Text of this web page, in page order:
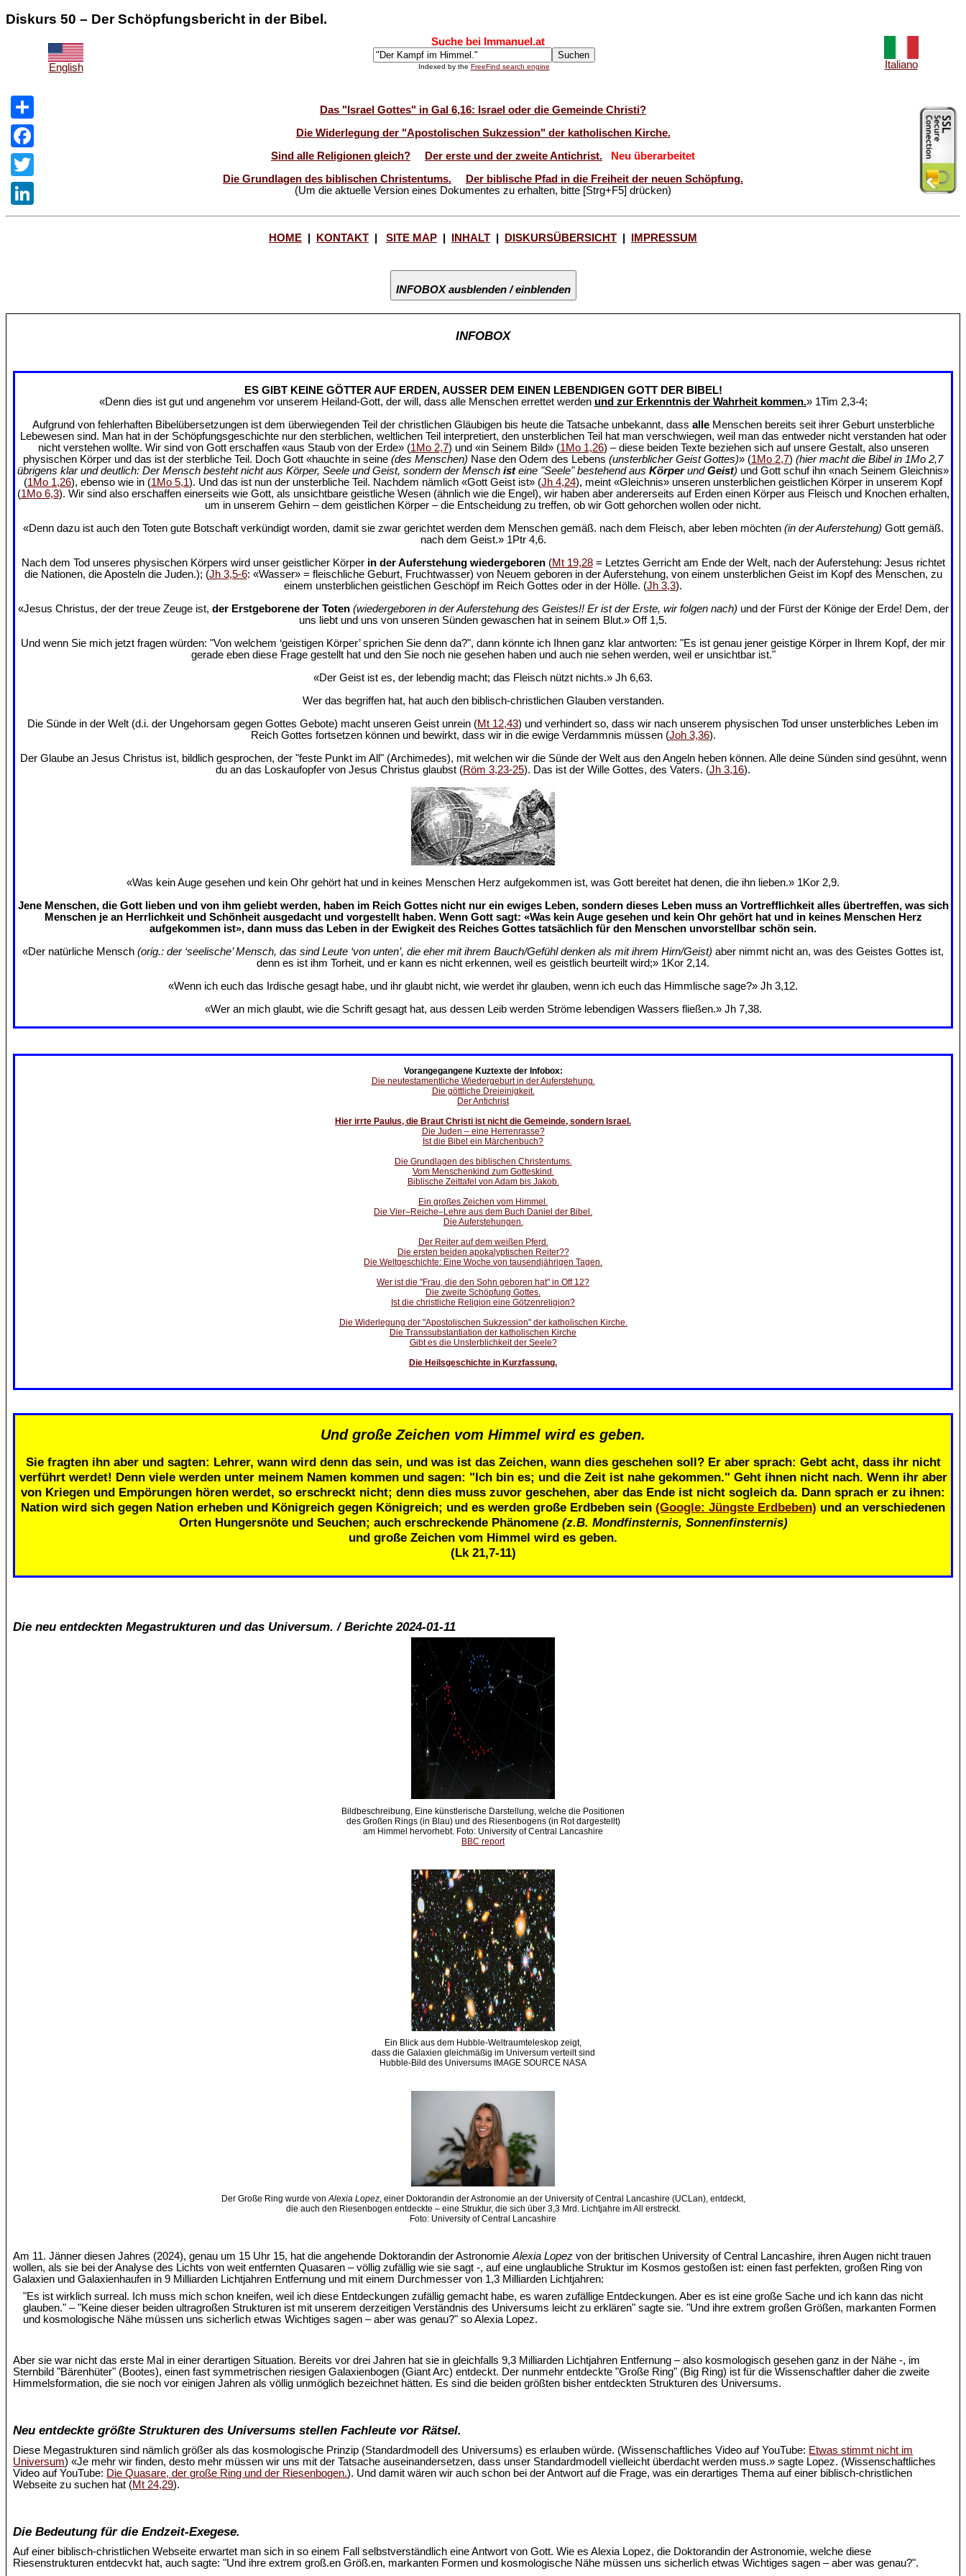
Diskurs 50 – Der Schöpfungsbericht in der Bibel.
English
Suche bei Immanuel.at
Indexed by the FreeFind search engine Italiano
Share
Facebook
Twitter
LinkedIn
Das "Israel Gottes" in Gal 6,16: Israel oder die Gemeinde Christi?
Die Widerlegung der "Apostolischen Sukzession" der katholischen Kirche.
Sind alle Religionen gleich?
Der erste und der zweite Antichrist.
Neu überarbeitet
Die Grundlagen des biblischen Christentums.
Der biblische Pfad in die Freiheit der neuen Schöpfung.
(Um die aktuelle Version eines Dokumentes zu erhalten, bitte [Strg+F5] drücken)
HOME KONTAKT SITE MAP INHALT DISKURSÜBERSICHT IMPRESSUM
INFOBOX ausblenden / einblenden
INFOBOX
ES GIBT KEINE GÖTTER AUF ERDEN, AUSSER DEM EINEN LEBENDIGEN GOTT DER BIBEL!
«Denn dies ist gut und angenehm vor unserem Heiland-Gott, der will, dass alle Menschen errettet werden und zur Erkenntnis der Wahrheit kommen.» 1Tim 2,3-4;
Aufgrund von fehlerhaften Bibelübersetzungen ist dem überwiegenden Teil der christlichen Gläubigen bis heute die Tatsache unbekannt, dass alleMenschen bereits seit ihrer Geburt unsterbliche
Lebewesen sind. Man hat in der Schöpfungsgeschichte nur den sterblichen, weltlichen Teil interpretiert, den unsterblichen Teil hat man verschwiegen, weil man das entweder nicht verstanden hat oder
nicht verstehen wollte. Wir sind von Gott erschaffen «aus Staub von der Erde» (1Mo 2,7) und «in Seinem Bild» (1Mo 1,26) – diese beiden Texte beziehen sich auf unsere Gestalt, also unseren
physischen Körper und das ist der sterbliche Teil. Doch Gott «hauchte in seine (des Menschen) Nase den Odem des Lebens (unsterblicher Geist Gottes)» (1Mo 2,7) (hier macht die Bibel in 1Mo 2,7
übrigens klar und deutlich: Der Mensch besteht nicht aus Körper, Seele und Geist, sondern der Mensch isteine "Seele" bestehend aus KörperundGeist) und Gott schuf ihn «nach Seinem Gleichnis»
(1Mo 1,26), ebenso wie in (1Mo 5,1). Und das ist nun der unsterbliche Teil. Nachdem nämlich «Gott Geist ist» (Jh 4,24), meint «Gleichnis» unseren unsterblichen geistlichen Körper in unserem Kopf
(1Mo 6,3). Wir sind also erschaffen einerseits wie Gott, als unsichtbare geistliche Wesen (ähnlich wie die Engel), wir haben aber andererseits auf Erden einen Körper aus Fleisch und Knochen erhalten,
um in unserem Gehirn – dem geistlichen Körper – die Entscheidung zu treffen, ob wir Gott gehorchen wollen oder nicht.
«Denn dazu ist auch den Toten gute Botschaft verkündigt worden, damit sie zwar gerichtet werden dem Menschen gemäß. nach dem Fleisch, aber leben möchten (in der Auferstehung) Gott gemäß.
nach dem Geist.» 1Ptr 4,6.
Nach dem Tod unseres physischen Körpers wird unser geistlicher Körper in der Auferstehung wiedergeboren (Mt 19,28= Letztes Gerricht am Ende der Welt, nach der Auferstehung: Jesus richtet
die Nationen, die Aposteln die Juden.); (Jh 3,5-6: «Wasser» = fleischliche Geburt, Fruchtwasser) von Neuem geboren in der Auferstehung, von einem unsterblichen Geist im Kopf des Menschen, zu
einem unsterblichen geistlichen Geschöpf im Reich Gottes oder in der Hölle. (Jh 3,3).
«Jesus Christus, der der treue Zeuge ist, der Erstgeborene der Toten (wiedergeboren in der Auferstehung des Geistes!! Er ist der Erste, wir folgen nach) und der Fürst der Könige der Erde! Dem, der
uns liebt und uns von unseren Sünden gewaschen hat in seinem Blut.» Off 1,5.
Und wenn Sie mich jetzt fragen würden: "Von welchem ‘geistigen Körper’ sprichen Sie denn da?", dann könnte ich Ihnen ganz klar antworten: "Es ist genau jener geistige Körper in Ihrem Kopf, der mir
gerade eben diese Frage gestellt hat und den Sie noch nie gesehen haben und auch nie sehen werden, weil er unsichtbar ist."
«Der Geist ist es, der lebendig macht; das Fleisch nützt nichts.» Jh 6,63.
Wer das begriffen hat, hat auch den biblisch-christlichen Glauben verstanden.
Die Sünde in der Welt (d.i. der Ungehorsam gegen Gottes Gebote) macht unseren Geist unrein (Mt 12,43) und verhindert so, dass wir nach unserem physischen Tod unser unsterbliches Leben im
Reich Gottes fortsetzen können und bewirkt, dass wir in die ewige Verdammnis müssen (Joh 3,36).
Der Glaube an Jesus Christus ist, bildlich gesprochen, der "feste Punkt im All" (Archimedes), mit welchen wir die Sünde der Welt aus den Angeln heben können. Alle deine Sünden sind gesühnt, wenn
du an das Loskaufopfer von Jesus Christus glaubst (Röm 3,23-25). Das ist der Wille Gottes, des Vaters. (Jh 3,16).
«Was kein Auge gesehen und kein Ohr gehört hat und in keines Menschen Herz aufgekommen ist, was Gott bereitet hat denen, die ihn lieben.» 1Kor 2,9.
Jene Menschen, die Gott lieben und von ihm geliebt werden, haben im Reich Gottes nicht nur ein ewiges Leben, sondern dieses Leben muss an Vortrefflichkeit alles übertreffen, was sich
Menschen je an Herrlichkeit und Schönheit ausgedacht und vorgestellt haben. Wenn Gott sagt: «Was kein Auge gesehen und kein Ohr gehört hat und in keines Menschen Herz
aufgekommen ist», dann muss das Leben in der Ewigkeit des Reiches Gottes tatsächlich für den Menschen unvorstellbar schön sein.
«Der natürliche Mensch (orig.: der ‘seelische’ Mensch, das sind Leute ‘von unten’, die eher mit ihrem Bauch/Gefühl denken als mit ihrem Hirn/Geist) aber nimmt nicht an, was des Geistes Gottes ist,
denn es ist ihm Torheit, und er kann es nicht erkennen, weil es geistlich beurteilt wird;» 1Kor 2,14.
«Wenn ich euch das Irdische gesagt habe, und ihr glaubt nicht, wie werdet ihr glauben, wenn ich euch das Himmlische sage?» Jh 3,12.
«Wer an mich glaubt, wie die Schrift gesagt hat, aus dessen Leib werden Ströme lebendigen Wassers fließen.» Jh 7,38.
Vorangegangene Kuztexte der Infobox:
Die neutestamentliche Wiedergeburt in der Auferstehung.
Die göttliche Dreieinigkeit.
Der Antichrist
Hier irrte Paulus, die Braut Christi ist nicht die Gemeinde, sondern Israel.
Die Juden – eine Herrenrasse?
Ist die Bibel ein Märchenbuch?
Die Grundlagen des biblischen Christentums.
Vom Menschenkind zum Gotteskind.
Biblische Zeittafel von Adam bis Jakob.
Ein großes Zeichen vom Himmel.
Die Vier–Reiche–Lehre aus dem Buch Daniel der Bibel.
Die Auferstehungen.
Der Reiter auf dem weißen Pferd.
Die ersten beiden apokalyptischen Reiter??
Die Weltgeschichte: Eine Woche von tausendjährigen Tagen.
Wer ist die "Frau, die den Sohn geboren hat" in Off 12?
Die zweite Schöpfung Gottes.
Ist die christliche Religion eine Götzenreligion?
Die Widerlegung der "Apostolischen Sukzession" der katholischen Kirche.
Die Transsubstantiation der katholischen Kirche
Gibt es die Unsterblichkeit der Seele?
Die Heilsgeschichte in Kurzfassung.
Und große Zeichen vom Himmel wird es geben.
Sie fragten ihn aber und sagten: Lehrer, wann wird denn das sein, und was ist das Zeichen, wann dies geschehen soll? Er aber sprach: Gebt acht, dass ihr nicht
verführt werdet! Denn viele werden unter meinem Namen kommen und sagen: "Ich bin es; und die Zeit ist nahe gekommen." Geht ihnen nicht nach. Wenn ihr aber
von Kriegen und Empörungen hören werdet, so erschreckt nicht; denn dies muss zuvor geschehen, aber das Ende ist nicht sogleich da. Dann sprach er zu ihnen:
Nation wird sich gegen Nation erheben und Königreich gegen Königreich; und es werden große Erdbeben sein (Google: Jüngste Erdbeben) und an verschiedenen
Orten Hungersnöte und Seuchen; auch erschreckende Phänomene (z.B. Mondfinsternis, Sonnenfinsternis)
und große Zeichen vom Himmel wird es geben.
(Lk 21,7-11)
Die neu entdeckten Megastrukturen und das Universum. / Berichte 2024-01-11
Bildbeschreibung, Eine künstlerische Darstellung, welche die Positionen
des Großen Rings (in Blau) und des Riesenbogens (in Rot dargestellt)
am Himmel hervorhebt. Foto: University of Central Lancashire
BBC report
Ein Blick aus dem Hubble-Weltraumteleskop zeigt,
dass die Galaxien gleichmäßig im Universum verteilt sind
Hubble-Bild des Universums IMAGE SOURCE NASA
Der Große Ring wurde von Alexia Lopez, einer Doktorandin der Astronomie an der University of Central Lancashire (UCLan), entdeckt,
die auch den Riesenbogen entdeckte – eine Struktur, die sich über 3,3 Mrd. Lichtjahre im All erstreckt.
Foto: University of Central Lancashire
Am 11. Jänner diesen Jahres (2024), genau um 15 Uhr 15, hat die angehende Doktorandin der AstronomieAlexia Lopez von der britischen University of Central Lancashire, ihren Augen nicht trauen
wollen, als sie bei der Analyse des Lichts von weit entfernten Quasaren – völlig zufällig wie sie sagt -, auf eine unglaubliche Struktur im Kosmos gestoßen ist: einen fast perfekten, großen Ring von
Galaxien und Galaxienhaufen in 9 Milliarden Lichtjahren Entfernung und mit einem Durchmesser von 1,3 Milliarden Lichtjahren:
"Es ist wirklich surreal. Ich muss mich schon kneifen, weil ich diese Entdeckungen zufällig gemacht habe, es waren zufällige Entdeckungen. Aber es ist eine große Sache und ich kann das nicht
glauben." – "Keine dieser beiden ultragroßen Strukturen ist mit unserem derzeitigen Verständnis des Universums leicht zu erklären" sagte sie. "Und ihre extrem großen Größen, markanten Formen
und kosmologische Nähe müssen uns sicherlich etwas Wichtiges sagen – aber was genau?" so Alexia Lopez.
Aber sie war nicht das erste Mal in einer derartigen Situation. Bereits vor drei Jahren hat sie in gleichfalls 9,3 Milliarden Lichtjahren Entfernung – also kosmologisch gesehen ganz in der Nähe -, im
Sternbild "Bärenhüter" (Bootes), einen fast symmetrischen riesigen Galaxienbogen (Giant Arc) entdeckt. Der nunmehr entdeckte "Große Ring" (Big Ring) ist für die Wissenschaftler daher die zweite
Himmelsformation, die sie noch vor einigen Jahren als völlig unmöglich bezeichnet hätten. Es sind die beiden größten bisher entdeckten Strukturen des Universums.
Neu entdeckte größte Strukturen des Universums stellen Fachleute vor Rätsel.
Diese Megastrukturen sind nämlich größer als das kosmologische Prinzip (Standardmodell des Universums) es erlauben würde. (Wissenschaftliches Video auf YouTube: Etwas stimmt nicht im
Universum) «Je mehr wir finden, desto mehr müssen wir uns mit der Tatsache auseinandersetzen, dass unser Standardmodell vielleicht überdacht werden muss.» sagte Lopez. (Wissenschaftliches
Video auf YouTube: Die Quasare, der große Ring und der Riesenbogen.). Und damit wären wir auch schon bei der Antwort auf die Frage, was ein derartiges Thema auf einer biblisch-christlichen
Webseite zu suchen hat (Mt 24,29).
Die Bedeutung für die Endzeit-Exegese.
Auf einer biblisch-christlichen Webseite erwartet man sich in so einem Fall selbstverständlich eine Antwort von Gott. Wie es Alexia Lopez, die Doktorandin der Astronomie, welche diese
Riesenstrukturen entdecvkt hat, auch sagte: "Und ihre extrem groß.en Größ.en, markanten Formen und kosmologische Nähe müssen uns sicherlich etwas Wichtiges sagen – aber was genau?".